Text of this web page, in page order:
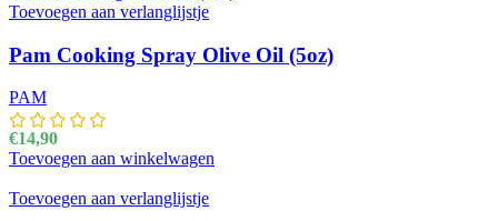
Toevoegen aan verlanglijstje
Pam Cooking Spray Olive Oil (5oz)
PAM
€14,90
Toevoegen aan winkelwagen
Toevoegen aan verlanglijstje